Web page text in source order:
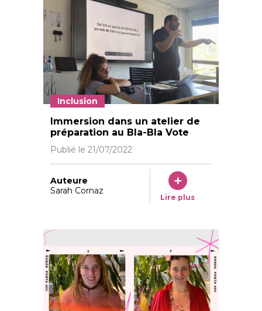
Inclusion
Immersion dans un atelier de
préparation au Bla-Bla Vote
Publié le 21/07/2022
Auteure
Sarah Cornaz
Lire plus